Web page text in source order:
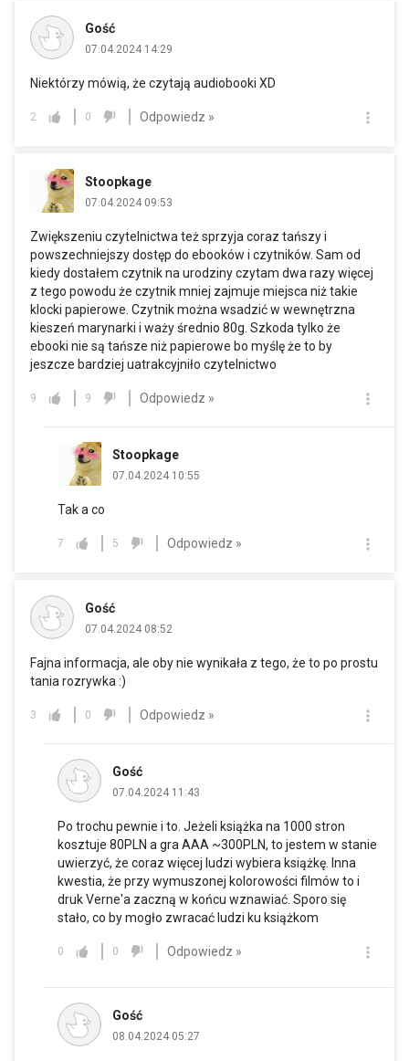
Gość
07.04.2024 14:29
Niektórzy mówią, że czytają audiobooki XD
2 0 Odpowiedz »
Stoopkage
07.04.2024 09:53
Zwiększeniu czytelnictwa też sprzyja coraz tańszy i
powszechniejszy dostęp do ebooków i czytników. Sam od
kiedy dostałem czytnik na urodziny czytam dwa razy więcej
z tego powodu że czytnik mniej zajmuje miejsca niż takie
klocki papierowe. Czytnik można wsadzić w wewnętrzna
kieszeń marynarki i waży średnio 80g. Szkoda tylko że
ebooki nie są tańsze niż papierowe bo myślę że to by
jeszcze bardziej uatrakcyjniło czytelnictwo
9 9 Odpowiedz »
Stoopkage
07.04.2024 10:55
Tak a co
7 5 Odpowiedz »
Gość
07.04.2024 08:52
Fajna informacja, ale oby nie wynikała z tego, że to po prostu
tania rozrywka :)
3 0 Odpowiedz »
Gość
07.04.2024 11:43
Po trochu pewnie i to. Jeżeli książka na 1000 stron
kosztuje 80PLN a gra AAA ~300PLN, to jestem w stanie
uwierzyć, że coraz więcej ludzi wybiera książkę. Inna
kwestia, że przy wymuszonej kolorowości filmów to i
druk Verne'a zaczną w końcu wznawiać. Sporo się
stało, co by mogło zwracać ludzi ku książkom
0 0 Odpowiedz »
Gość
08.04.2024 05:27